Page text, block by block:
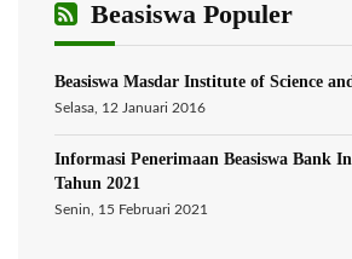
Beasiswa Populer
Beasiswa Masdar Institute of Science
Selasa, 12 Januari 2016
Informasi Penerimaan Beasiswa Bank
Tahun 2021
Senin, 15 Februari 2021